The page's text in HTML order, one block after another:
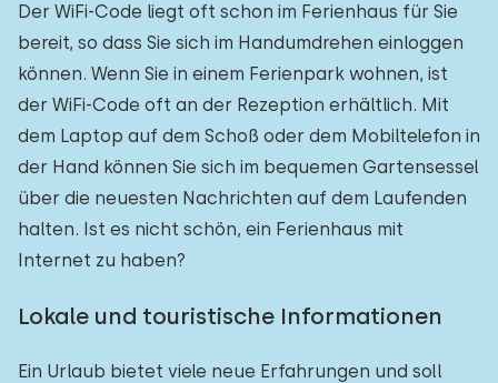
Der WiFi-Code liegt oft schon im Ferienhaus für Sie
bereit, so dass Sie sich im Handumdrehen einloggen
können. Wenn Sie in einem Ferienpark wohnen, ist
der WiFi-Code oft an der Rezeption erhältlich. Mit
dem Laptop auf dem Schoß oder dem Mobiltelefon in
der Hand können Sie sich im bequemen Gartensessel
über die neuesten Nachrichten auf dem Laufenden
halten. Ist es nicht schön, ein Ferienhaus mit
Internet zu haben?
Lokale und touristische Informationen
Ein Urlaub bietet viele neue Erfahrungen und soll